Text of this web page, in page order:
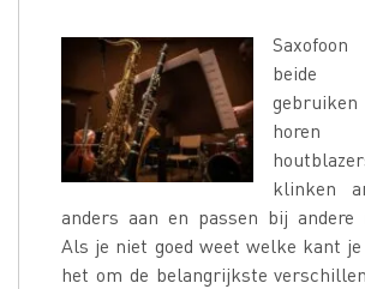
beide
klinken
anders aan en passen bij andere
Als je niet goed weet welke kant
het om de belangrijkste